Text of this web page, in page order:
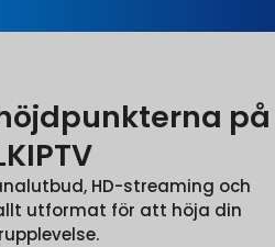
på
HD-streaming och
utformat för att höja din